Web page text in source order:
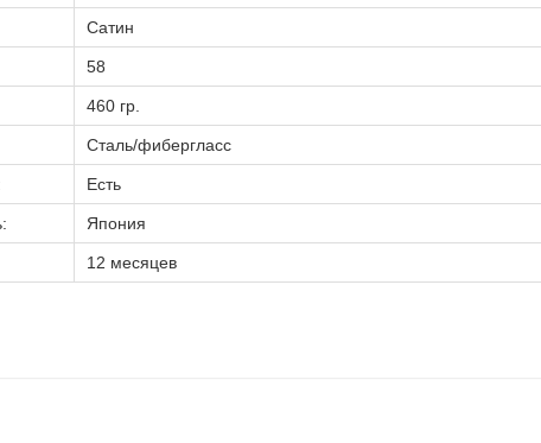
Сатин
58
460 гр.
Сталь/фибергласс
Есть
Япония
12 месяцев